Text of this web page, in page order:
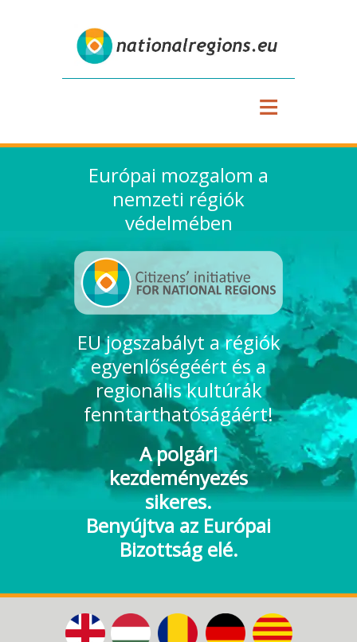
≡
Európai mozgalom a
nemzeti régiók
védelmében
EU jogszabályt a régiók
egyenlőségéért és a
regionális kultúrák
fenntarthatóságáért!
A polgári
kezdeményezés
sikeres.
Benyújtva az Európai
Bizottság elé.